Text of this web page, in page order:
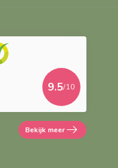
9.5/10
Bekijk meer